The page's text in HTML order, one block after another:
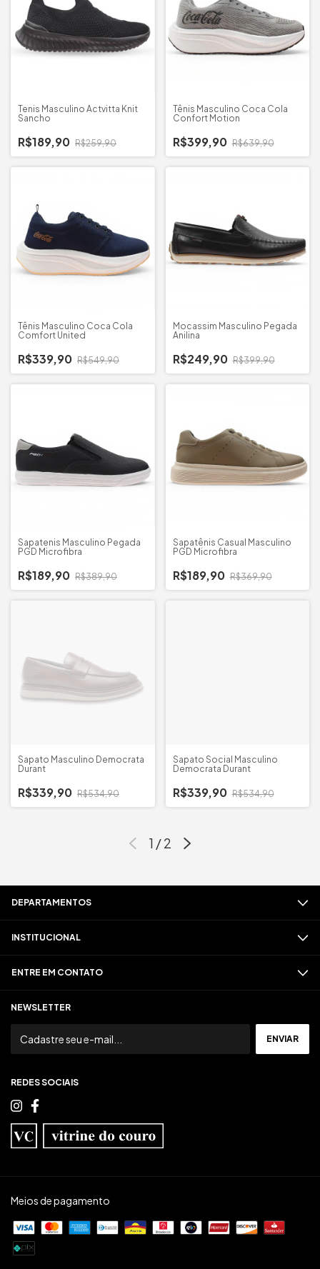
Tenis Masculino Actvitta Knit
Sancho
R$189,90 R$259,90
Tênis Masculino Coca Cola
Confort Motion
R$399,90 R$639,90
Tênis Masculino Coca Cola
Comfort United
R$339,90 R$549,90
Mocassim Masculino Pegada
Anilina
R$249,90 R$399,90
Sapatenis Masculino Pegada
PGD Microfibra
R$189,90 R$389,90
Sapatênis Casual Masculino
PGD Microfibra
R$189,90 R$369,90
Sapato Masculino Democrata
Durant
R$339,90 R$534,90
Sapato Social Masculino
Democrata Durant
R$339,90 R$534,90
1 /2
DEPARTAMENTOS
INSTITUCIONAL
ENTRE EM CONTATO
NEWSLETTER
REDES SOCIAIS
Meios de pagamento